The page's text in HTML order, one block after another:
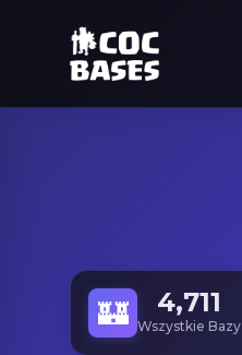
🏰 4,711
Wszystkie Bazy